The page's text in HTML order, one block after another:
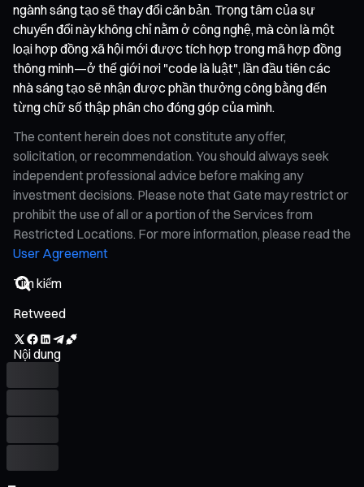
ngành sáng tạo sẽ thay đổi căn bản. Trọng tâm của sự
chuyển đổi này không chỉ nằm ở công nghệ, mà còn là một
loại hợp đồng xã hội mới được tích hợp trong mã hợp đồng
thông minh—ở thế giới nơi "code là luật", lần đầu tiên các
nhà sáng tạo sẽ nhận được phần thưởng công bằng đến
từng chữ số thập phân cho đóng góp của mình.
The content herein does not constitute any offer,
solicitation, or recommendation. You should always seek
independent professional advice before making any
investment decisions. Please note that Gate may restrict or
prohibit the use of all or a portion of the Services from
Restricted Locations. For more information, please read the
User Agreement
Retweed
Nội dung